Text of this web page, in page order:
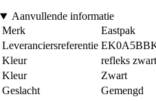
Aanvullende informatie
Merk
Eastpak
Leveranciersreferentie
Kleur
refleks zwart
Kleur
Zwart
Geslacht
Gemengd